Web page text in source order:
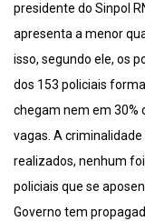
presidente do Sinpol
apresenta a menor
isso, segundo ele, os
dos 153 policiais
chegam nem em 30%
vagas. A
realizados, nenhum
policiais que se
Governo tem